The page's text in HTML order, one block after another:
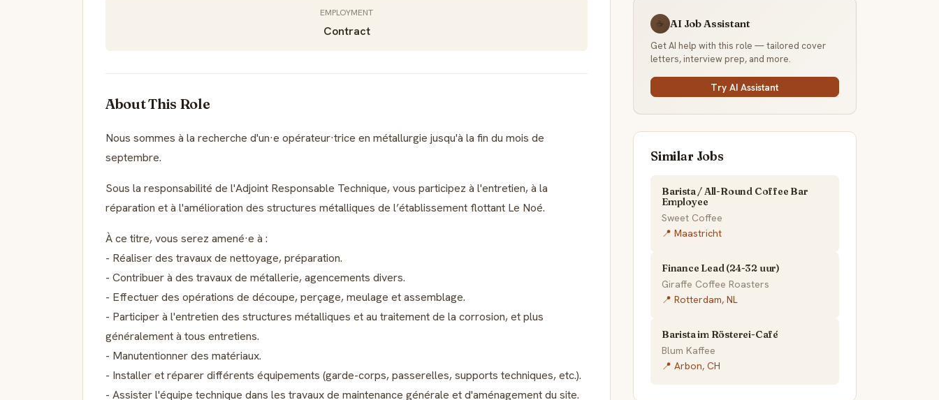
EMPLOYMENT
Contract
About This Role
Nous sommes à la recherche d'un·e opérateur·trice en métallurgie jusqu'à la fin du mois de
septembre.
Sous la responsabilité de l'Adjoint Responsable Technique, vous participez à l'entretien, à la
réparation et à l'amélioration des structures métalliques de l’établissement flottant Le Noé.
À ce titre, vous serez amené·e à :
- Réaliser des travaux de nettoyage, préparation.
- Contribuer à des travaux de métallerie, agencements divers.
- Effectuer des opérations de découpe, perçage, meulage et assemblage.
- Participer à l'entretien des structures métalliques et au traitement de la corrosion, et plus
généralement à tous entretiens.
- Manutentionner des matériaux.
- Installer et réparer différents équipements (garde-corps, passerelles, supports techniques, etc.).
- Assister l'équipe technique dans les travaux de maintenance générale et d'aménagement du site.
☕ AI Job Assistant
Get AI help with this role — tailored cover
letters, interview prep, and more.
Try AI Assistant
Similar Jobs
Barista / All-Round Coffee Bar
Employee
Sweet Coffee
📍 Maastricht
Finance Lead (24-32 uur)
Giraffe Coffee Roasters
📍 Rotterdam, NL
Barista im Rösterei-Café
Blum Kaffee
📍 Arbon, CH